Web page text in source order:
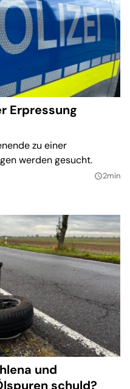
Erpressung
zu einer
werden gesucht.
query_builder2min
und
schuld?